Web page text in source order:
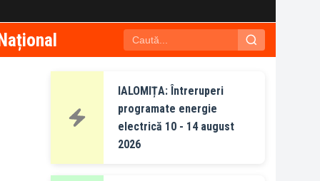
IALOMIȚA: Întreruperi
programate energie
electrică 10 - 14 august
2026